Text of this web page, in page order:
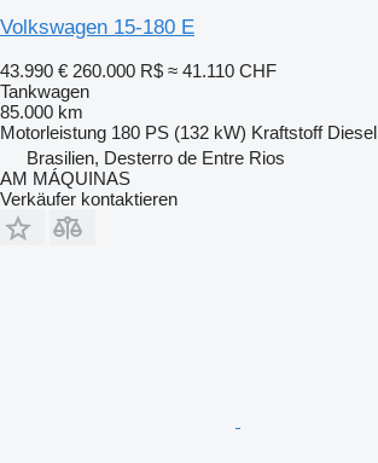
Volkswagen 15-180 E
43.990 € 260.000 R$ ≈ 41.110 CHF
Tankwagen
85.000 km
Motorleistung 180 PS (132 kW) Kraftstoff Diesel
Brasilien, Desterro de Entre Rios
AM MÁQUINAS
Verkäufer kontaktieren